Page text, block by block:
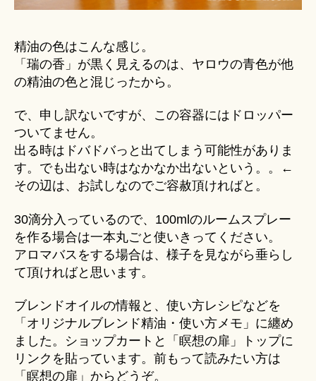
精油の色はこんな感じ。
「瑞の香」が黒く見えるのは、ヤロウの青色が他
の精油の色と混じったから。
で、申し訳ないですが、この容器にはドロッパー
ついてません。
出る時はドバドバっと出てしまう可能性がありま
す。でも出ない時はなかなか出ないという。。←
その辺は、お試しなのでご容赦頂ければと。
30滴分入っているので、100mlのルームスプレー
を作る場合は一本丸ごと使いきってください。
アロマバスをする場合は、様子を見ながら垂らし
て頂ければと思います。
ブレンドオイルの情報と、使い方レシピなどを
「オリジナルブレンド精油・使い方メモ」に纏め
ました。ショップカートと「瞑想の扉」トップに
リンクを貼っています。前もって読みたい方は
「瞑想の扉」からどうぞ。